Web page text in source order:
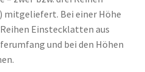
Bei einer Höhe
Reihen Einstecklatten aus
und bei den Höhen